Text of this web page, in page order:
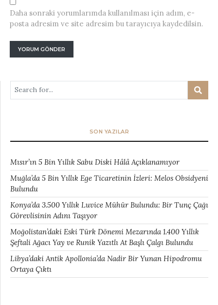
Daha sonraki yorumlarımda kullanılması için adım, e-
posta adresim ve site adresim bu tarayıcıya kaydedilsin.
SON YAZILAR
Mısır’ın 5 Bin Yıllık Sabu Diski Hâlâ Açıklanamıyor
Muğla’da 5 Bin Yıllık Ege Ticaretinin İzleri: Melos Obsidyeni
Bulundu
Konya’da 3.500 Yıllık Luvice Mühür Bulundu: Bir Tunç Çağı
Görevlisinin Adını Taşıyor
Moğolistan’daki Eski Türk Dönemi Mezarında 1.400 Yıllık
Şeftali Ağacı Yay ve Runik Yazıtlı At Başlı Çalgı Bulundu
Libya’daki Antik Apollonia’da Nadir Bir Yunan Hipodromu
Ortaya Çıktı